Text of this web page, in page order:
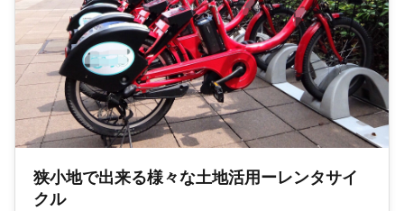
狭小地で出来る様々な土地活用ーレンタサイ
クル